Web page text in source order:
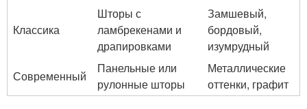
Классика
Шторы с
ламбрекенами и
драпировками
Замшевый,
бордовый,
изумрудный
Современный
Панельные или
рулонные шторы
Металлические
оттенки, графит